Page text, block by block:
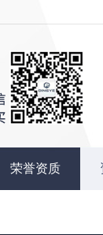
荣誉资质